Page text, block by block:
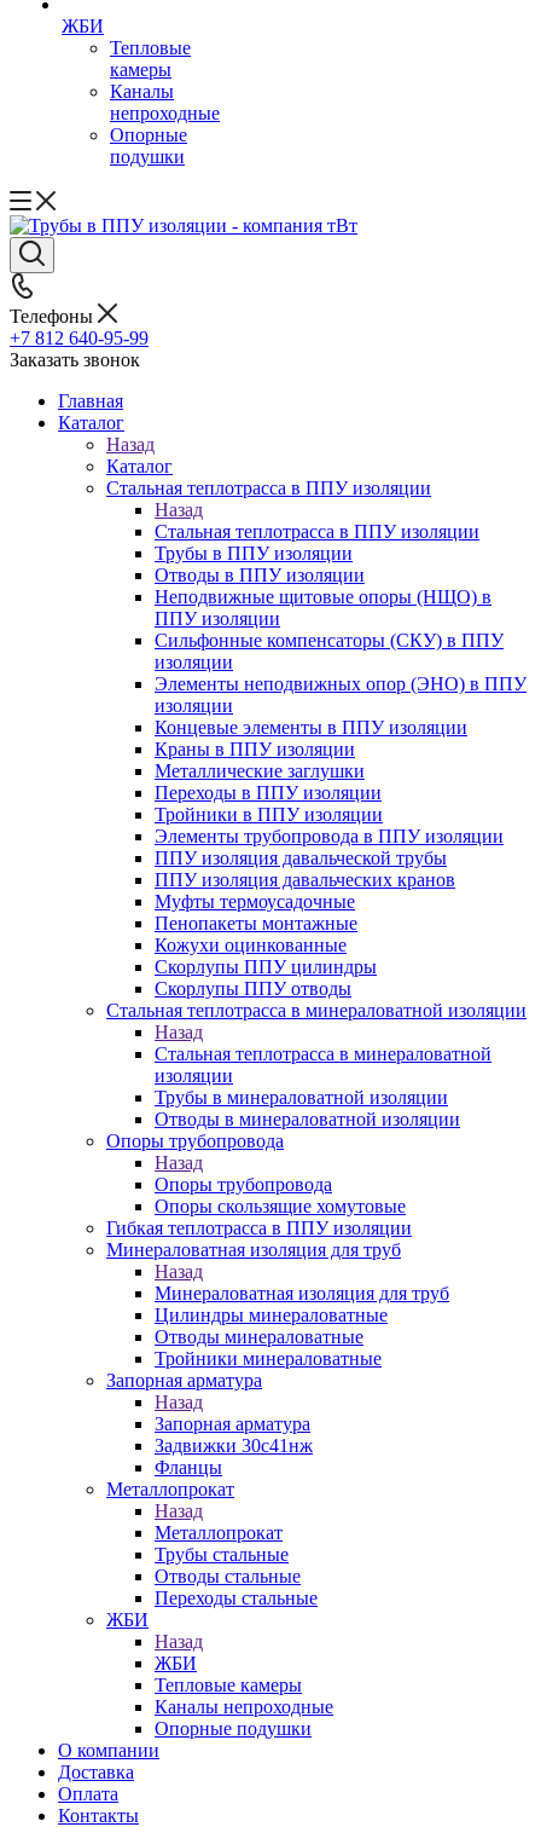
ЖБИ
Тепловые
камеры
Каналы
непроходные
Опорные
подушки
Телефоны
+7 812 640-95-99
Заказать звонок
Главная
Каталог
Назад
Каталог
Стальная теплотрасса в ППУ изоляции
Назад
Стальная теплотрасса в ППУ изоляции
Трубы в ППУ изоляции
Отводы в ППУ изоляции
Неподвижные щитовые опоры (НЩО) в
ППУ изоляции
Cильфонные компенсаторы (СКУ) в ППУ
изоляции
Элементы неподвижных опор (ЭНО) в ППУ
изоляции
Концевые элементы в ППУ изоляции
Краны в ППУ изоляции
Металлические заглушки
Переходы в ППУ изоляции
Тройники в ППУ изоляции
Элементы трубопровода в ППУ изоляции
ППУ изоляция давальческой трубы
ППУ изоляция давальческих кранов
Муфты термоусадочные
Пенопакеты монтажные
Кожухи оцинкованные
Скорлупы ППУ цилиндры
Скорлупы ППУ отводы
Стальная теплотрасса в минераловатной изоляции
Назад
Стальная теплотрасса в минераловатной
изоляции
Трубы в минераловатной изоляции
Отводы в минераловатной изоляции
Опоры трубопровода
Назад
Опоры трубопровода
Опоры скользящие хомутовые
Гибкая теплотрасса в ППУ изоляции
Минераловатная изоляция для труб
Назад
Минераловатная изоляция для труб
Цилиндры минераловатные
Отводы минераловатные
Тройники минераловатные
Запорная арматура
Назад
Запорная арматура
Задвижки 30с41нж
Фланцы
Металлопрокат
Назад
Металлопрокат
Трубы стальные
Отводы стальные
Переходы стальные
ЖБИ
Назад
ЖБИ
Тепловые камеры
Каналы непроходные
Опорные подушки
О компании
Доставка
Оплата
Контакты